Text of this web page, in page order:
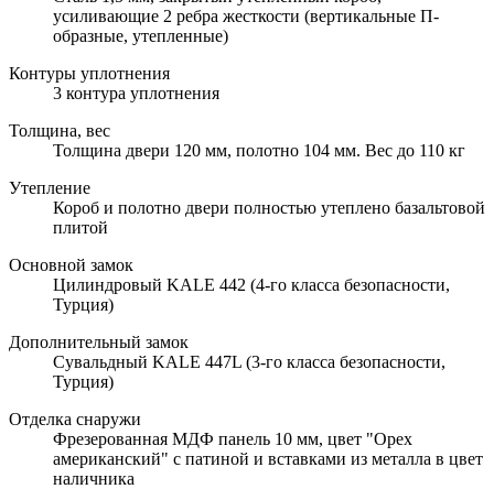
усиливающие 2 ребра жесткости (вертикальные П-
образные, утепленные)
Контуры уплотнения
3 контура уплотнения
Толщина, вес
Толщина двери 120 мм, полотно 104 мм. Вес до 110 кг
Утепление
Короб и полотно двери полностью утеплено базальтовой
плитой
Основной замок
Цилиндровый KALE 442 (4-го класса безопасности,
Турция)
Дополнительный замок
Сувальдный KALE 447L (3-го класса безопасности,
Турция)
Отделка снаружи
Фрезерованная МДФ панель 10 мм, цвет "Орех
американский" с патиной и вставками из металла в цвет
наличника